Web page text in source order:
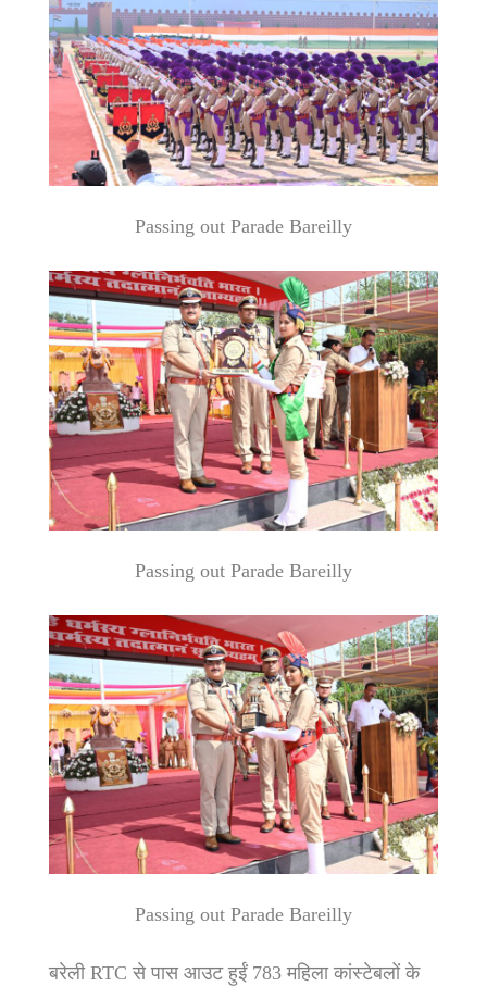
Passing out Parade Bareilly
Passing out Parade Bareilly
Passing out Parade Bareilly
बरेली RTC से पास आउट हुईं 783 महिला कांस्टेबलों के